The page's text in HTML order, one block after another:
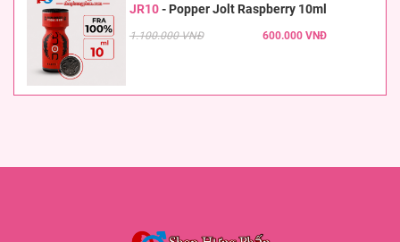
JR10- Popper Jolt Raspberry 10ml
1.100.000 VNĐ 600.000 VNĐ